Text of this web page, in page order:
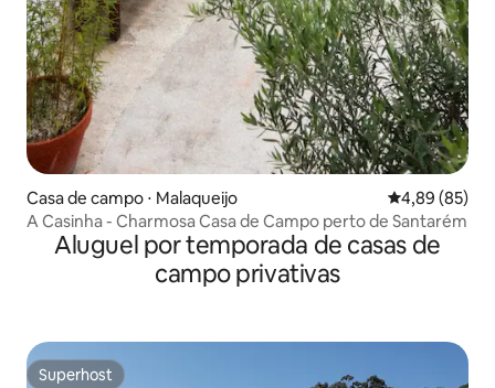
Casa de campo ⋅ Malaqueijo 4,89 de uma
4,89 (85)
A Casinha - Charmosa Casa de Campo perto de Santarém
Aluguel por temporada de casas de
campo privativas
Superhost
Superhost